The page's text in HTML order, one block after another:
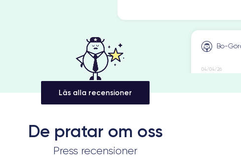
Läs alla recensioner
De pratar om oss
Press recensioner